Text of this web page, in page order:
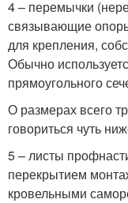
4 – перемычки
связывающие
для крепления,
Обычно
прямоугольного
О размерах всего
говориться чуть
5 – листы
перекрытием
кровельными